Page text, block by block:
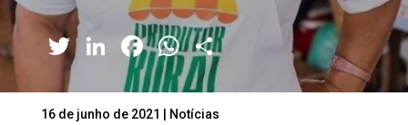
TwitterLinkedIn
Facebook
WhatsApp
Share
16 de junho de 2021 Notícias